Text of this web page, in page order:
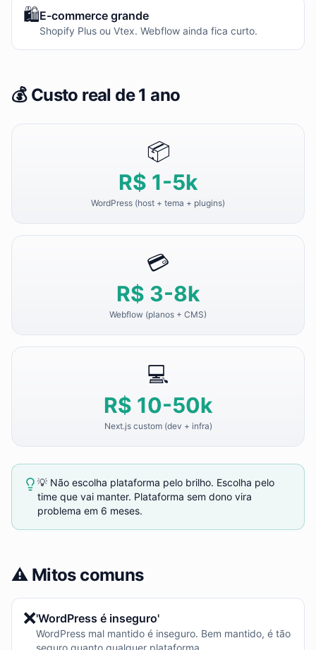
🛍️E-commerce grande
Shopify Plus ou Vtex. Webflow ainda fica curto.
💰 Custo real de 1 ano
📦
R$ 1-5k
WordPress (host + tema + plugins)
💳
R$ 3-8k
Webflow (planos + CMS)
💻
R$ 10-50k
Next.js custom (dev + infra)
💡 Não escolha plataforma pelo brilho. Escolha pelo
time que vai manter. Plataforma sem dono vira
problema em 6 meses.
⚠️ Mitos comuns
❌'WordPress é inseguro'
WordPress mal mantido é inseguro. Bem mantido, é tão
seguro quanto qualquer plataforma.